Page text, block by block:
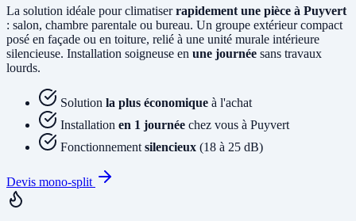
La solution idéale pour climatiserrapidement une pièce à Puyvert
: salon, chambre parentale ou bureau. Un groupe extérieur compact
posé en façade ou en toiture, relié à une unité murale intérieure
silencieuse. Installation soigneuse en une journée sans travaux
lourds.
Solution la plus économique à l'achat
Installation en 1 journée chez vous à Puyvert
Fonctionnement silencieux (18 à 25 dB)
Devis mono-split